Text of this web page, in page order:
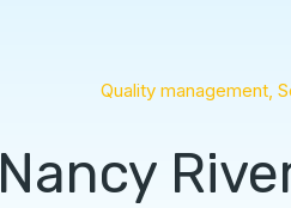
Quality management,
Nancy